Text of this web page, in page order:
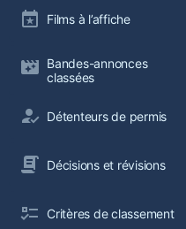
Films à l’affiche
Bandes-annonces
classées
Détenteurs de permis
Décisions et révisions
Critères de classement